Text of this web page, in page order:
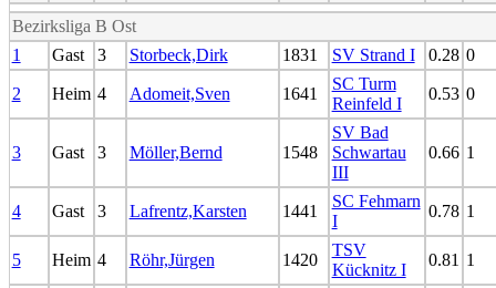
Bezirksliga B Ost
1
Gast 3 Storbeck,Dirk 1831 SV Strand I 0.28 0
2 Heim 4 Adomeit,Sven 1641
SC Turm
Reinfeld I
0.53 0
3 Gast 3 Möller,Bernd 1548
SV Bad
Schwartau
III
0.66 1
4 Gast 3 Lafrentz,Karsten 1441
SC Fehmarn
I
0.78 1
5 Heim 4 Röhr,Jürgen 1420
TSV
Kücknitz I
0.81 1